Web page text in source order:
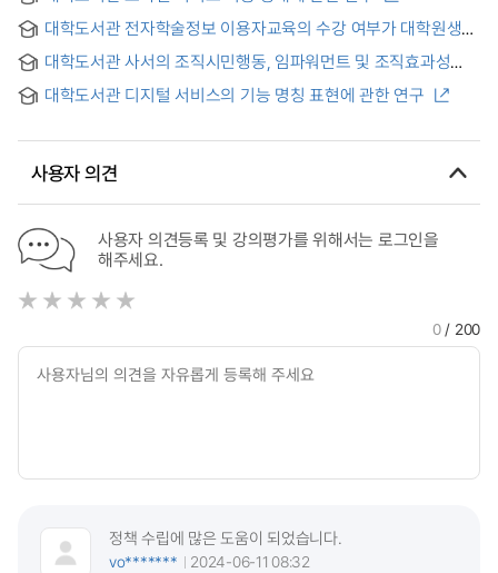
대학도서관 전자학술정보 이용자교육의 수강 여부가 대학원생의
K대학도서관을 중심으로
대학도서관 사서의 조직시민행동, 임파워먼트 및 조직효과성
대학도서관 디지털 서비스의 기능 명칭 표현에 관한 연구
사용자 의견
사용자 의견등록 및 강의평가를 위해서는 로그인을
해주세요.
0/ 200
정책 수립에 많은 도움이 되었습니다.
vo*******
2024-06-11 08:32